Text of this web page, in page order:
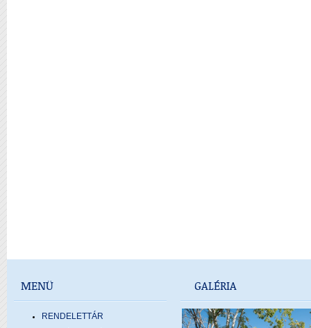
MENÜ
RENDELETTÁR
GALÉRIA